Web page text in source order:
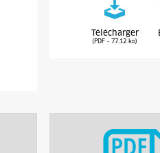
Télécharger
(PDF - 77.12 ko)